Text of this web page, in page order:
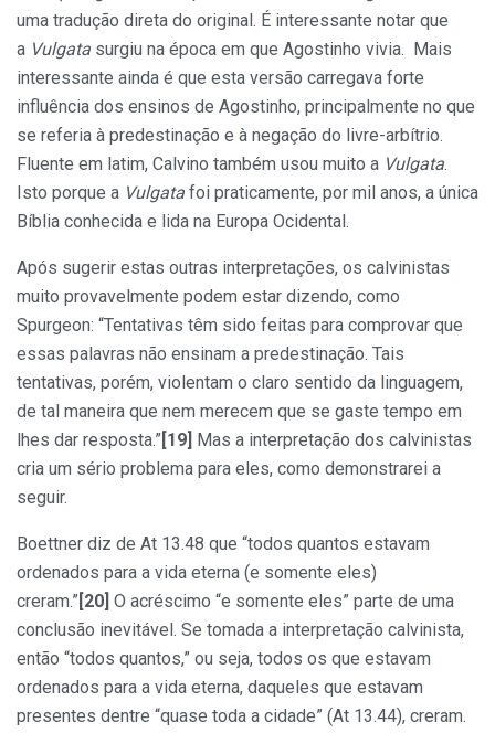
uma tradução direta do original. É interessante notar que
a Vulgata surgiu na época em que Agostinho vivia. Mais
interessante ainda é que esta versão carregava forte
influência dos ensinos de Agostinho, principalmente no que
se referia à predestinação e à negação do livre-arbítrio.
Fluente em latim, Calvino também usou muito a Vulgata.
Isto porque a Vulgata foi praticamente, por mil anos, a única
Bíblia conhecida e lida na Europa Ocidental.
Após sugerir estas outras interpretações, os calvinistas
muito provavelmente podem estar dizendo, como
Spurgeon: “Tentativas têm sido feitas para comprovar que
essas palavras não ensinam a predestinação. Tais
tentativas, porém, violentam o claro sentido da linguagem,
de tal maneira que nem merecem que se gaste tempo em
lhes dar resposta.” [19]
Mas a interpretação dos calvinistas
cria um sério problema para eles, como demonstrarei a
seguir.
Boettner diz de At 13.48 que “todos quantos estavam
ordenados para a vida eterna (e somente eles)
creram.” [20] O acréscimo “e somente eles” parte de uma
conclusão inevitável. Se tomada a interpretação calvinista,
então “todos quantos,” ou seja, todos os que estavam
ordenados para a vida eterna, daqueles que estavam
presentes dentre “quase toda a cidade” (At 13.44), creram.